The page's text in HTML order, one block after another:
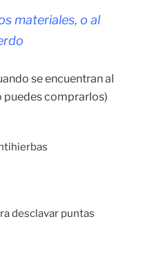
materiales, o al
se encuentran al
puedes comprarlos)
desclavar puntas